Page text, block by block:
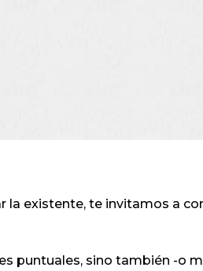
la existente, te invitamos a
puntuales, sino también -o